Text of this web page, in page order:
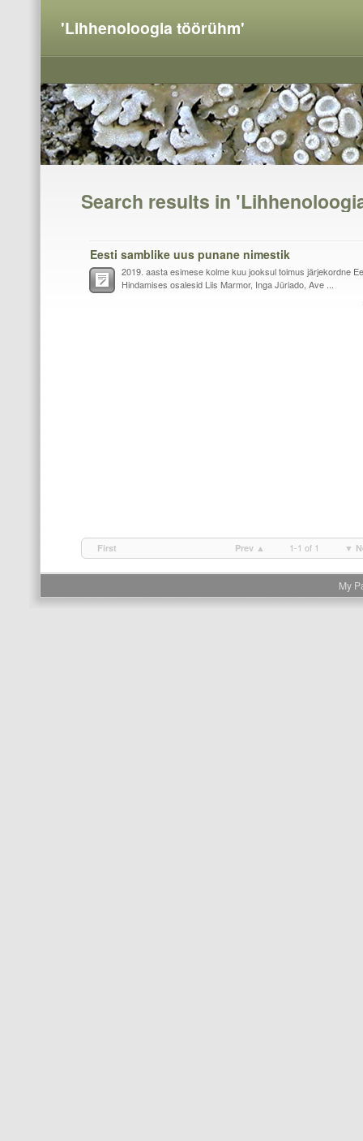
'Lihhenoloogia töörühm'
Search results in
Eesti samblike uus punane nimestik
2019. aasta esimese kolme kuu jooksul toimus järjekordne
Hindamises osalesid Liis Marmor, Inga Jüriado, Ave ...
First Prev ▲ 1-1 of 1 ▼
My